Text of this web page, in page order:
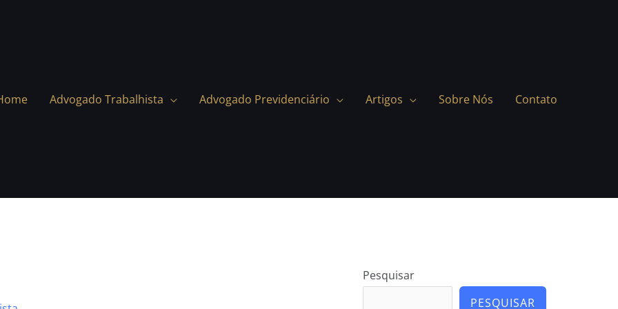
Advogado Trabalhista Advogado Previdenciário Artigos Sobre Nós Contato
Pesquisar
PESQUISAR